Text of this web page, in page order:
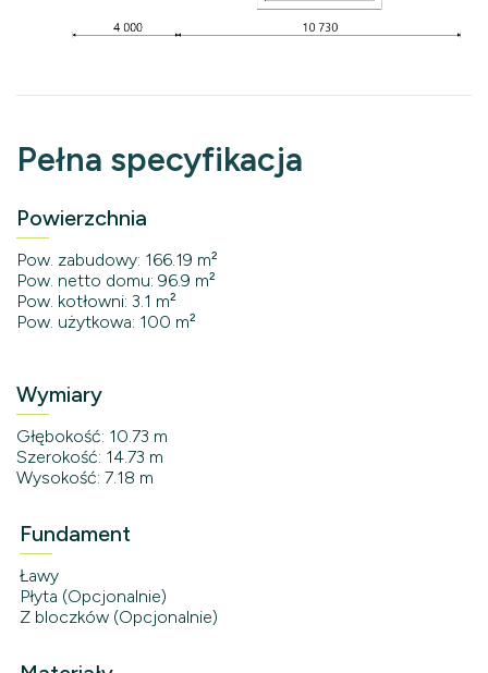
Pełna specyfikacja
Powierzchnia
Pow. zabudowy: 166.19 m²
Pow. netto domu: 96.9 m²
Pow. kotłowni: 3.1 m²
Pow. użytkowa: 100 m²
Wymiary
Głębokość: 10.73 m
Szerokość: 14.73 m
Wysokość: 7.18 m
Fundament
Ławy
Płyta (Opcjonalnie)
Z bloczków (Opcjonalnie)